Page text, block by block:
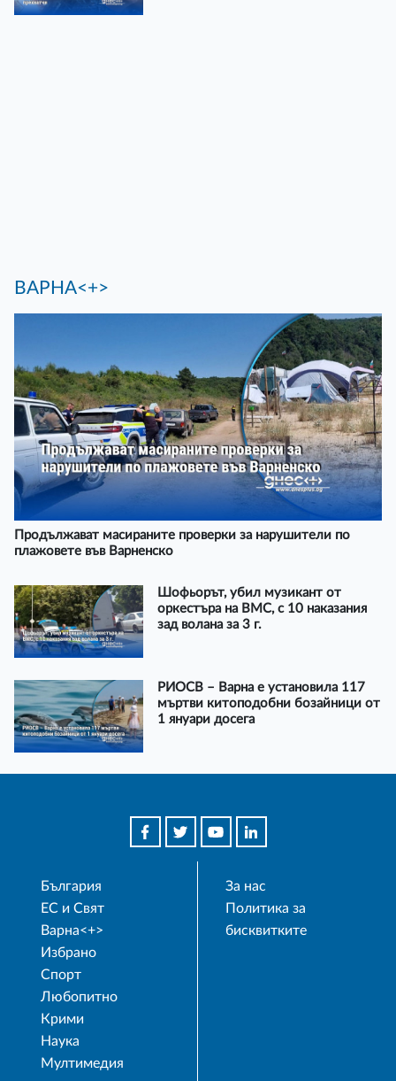
ВАРНА<+>
Продължават масираните проверки за нарушители по
плажовете във Варненско
Шофьорът, убил музикант от
оркестъра на ВМС, с 10 наказания
зад волана за 3 г.
РИОСВ – Варна е установила 117
мъртви китоподобни бозайници от
1 януари досега
България
ЕС и Свят
Варна<+>
Избрано
Спорт
Любопитно
Крими
Наука
Мултимедия
За нас
Политика за
бисквитките